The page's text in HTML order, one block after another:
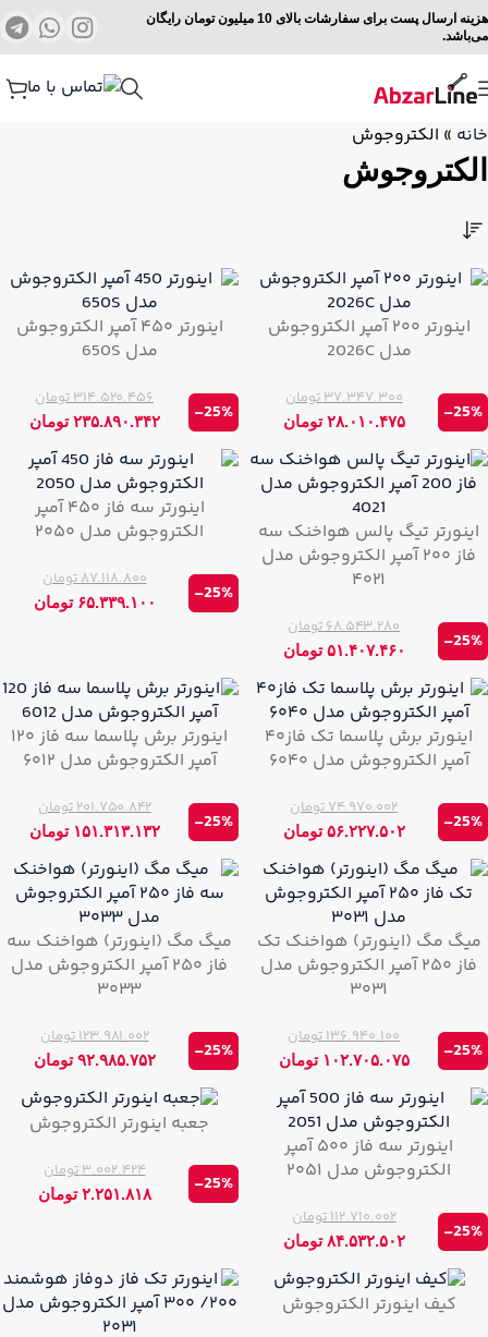
هزینه ارسال پست برای سفارشات بالای 10 میلیون تومان رایگان
می‌باشد.
خانه » الکتروجوش
الکتروجوش
اینورتر ۲۰۰ آمپر الکتروجوش
مدل 2026C
۳۷.۳۴۷.۳۰۰تومان
۲۸.۰۱۰.۴۷۵ تومان -25%
اینورتر ۴۵۰ آمپر الکتروجوش
مدل 650S
۳۱۴.۵۲۰.۴۵۶تومان
۲۳۵.۸۹۰.۳۴۲ تومان -25%
اینورتر تیگ پالس هواخنک سه
فاز ۲۰۰ آمپر الکتروجوش مدل
۴۰۲۱
۶۸.۵۴۳.۲۸۰تومان
۵۱.۴۰۷.۴۶۰ تومان -25%
اینورتر سه فاز ۴۵۰ آمپر
الکتروجوش مدل ۲۰۵۰
۸۷.۱۱۸.۸۰۰تومان
۶۵.۳۳۹.۱۰۰ تومان -25%
اینورتر برش پلاسما تک فاز۴۰
آمپر الکتروجوش مدل ۶۰۴۰
۷۴.۹۷۰.۰۰۲تومان
۵۶.۲۲۷.۵۰۲ تومان -25%
اینورتر برش پلاسما سه فاز ۱۲۰
آمپر الکتروجوش مدل ۶۰۱۲
۲۰۱.۷۵۰.۸۴۲تومان
۱۵۱.۳۱۳.۱۳۲ تومان -25%
میگ مگ (اینورتر) هواخنک تک
فاز ۲۵۰ آمپر الکتروجوش مدل
۳۰۳۱
۱۳۶.۹۴۰.۱۰۰تومان
۱۰۲.۷۰۵.۰۷۵ تومان -25%
میگ مگ (اینورتر) هواخنک سه
فاز ۲۵۰ آمپر الکتروجوش مدل
۳۰۳۳
۱۲۳.۹۸۱.۰۰۲تومان
۹۲.۹۸۵.۷۵۲ تومان -25%
اینورتر سه فاز ۵۰۰ آمپر
الکتروجوش مدل ۲۰۵۱
۱۱۲.۷۱۰.۰۰۲تومان
۸۴.۵۳۲.۵۰۲ تومان -25%
جعبه اینورتر الکتروجوش
۳.۰۰۲.۴۲۴تومان
۲.۲۵۱.۸۱۸ تومان -25%
کیف اینورتر الکتروجوش